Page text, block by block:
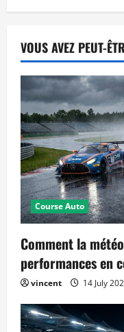
VOUS AVEZ PEUT-
Course Auto
Comment la
performances en
vincent 14 July